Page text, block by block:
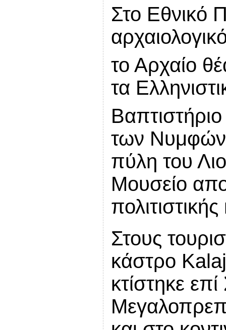
Στο Εθνικό
το Αρχαίο
τα
των Νυμφών,
πύλη του
Μουσείο
Στους
κάστρο
κτίστηκε